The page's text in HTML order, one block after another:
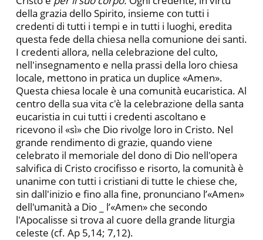
della grazia dello Spirito, insieme con tutti i
credenti di tutti i tempi e in tutti i luoghi, eredita
questa fede della chiesa nella comunione dei santi.
I credenti allora, nella celebrazione del culto,
nell'insegnamento e nella prassi della loro chiesa
locale, mettono in pratica un duplice «Amen».
Questa chiesa locale è una comunità eucaristica. Al
centro della sua vita c'è la celebrazione della santa
eucaristia in cui tutti i credenti ascoltano e
ricevono il «sì» che Dio rivolge loro in Cristo. Nel
grande rendimento di grazie, quando viene
celebrato il memoriale del dono di Dio nell'opera
salvifica di Cristo crocifisso e risorto, la comunità è
unanime con tutti i cristiani di tutte le chiese che,
sin dall'inizio e fino alla fine, pronunciano l’«Amen»
dell'umanità a Dio _ l’«Amen» che secondo
l'Apocalisse si trova al cuore della grande liturgia
celeste (cf. Ap 5,14; 7,12).